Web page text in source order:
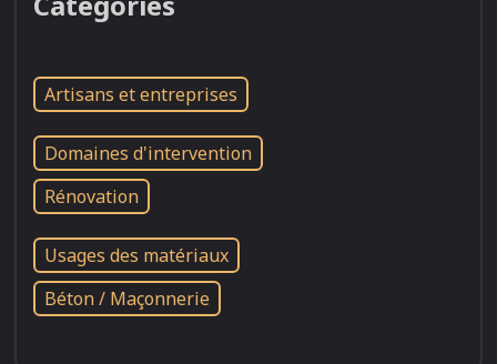
Artisans et entreprises
Domaines d'intervention
Rénovation
Usages des matériaux
Béton / Maçonnerie